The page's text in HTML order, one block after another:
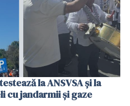
la ANSVSA și la
cu jandarmii și gaze